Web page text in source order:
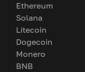
Ethereum
Solana
Litecoin
Dogecoin
Monero
BNB